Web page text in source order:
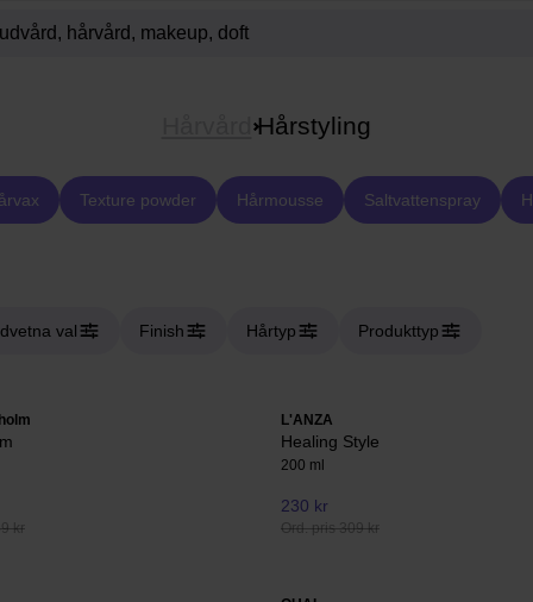
Hårstyling
Texture powder Hårmousse Saltvattenspray
val Finish Hårtyp Produkttyp
kr
L'ANZA
Healing Style
200 ml
230 kr
Ord. pris 309 kr